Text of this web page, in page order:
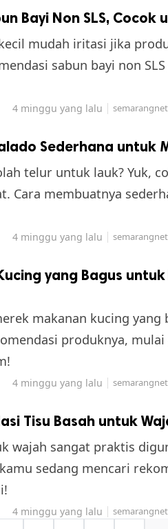
Bayi Non SLS,
mudah iritasi jika
sabun bayi non
4 minggu yang lalu
Sederhana untuk
telur untuk lauk? Yuk,
Cara membuatnya
4 minggu yang lalu
yang Bagus
makanan kucing yang
produknya,
4 minggu yang lalu
Tisu Basah untuk
wajah sangat praktis
sedang mencari
4 minggu yang lalu